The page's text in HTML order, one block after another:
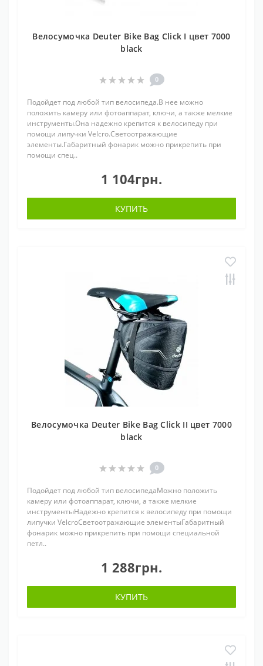
Велосумочка Deuter Bike Bag Click I цвет 7000
black
0
Подойдет под любой тип велосипеда.В нее можно
положить камеру или фотоаппарат, ключи, а также мелкие
инструменты.Она надежно крепится к велосипеду при
помощи липучки Velcro.Светоотражающие
элементы.Габаритный фонарик можно прикрепить при
помощи спец..
1 104грн.
КУПИТЬ
Велосумочка Deuter Bike Bag Click II цвет 7000
black
0
Подойдет под любой тип велосипедаМожно положить
камеру или фотоаппарат, ключи, а также мелкие
инструментыНадежно крепится к велосипеду при помощи
липучки VelcroСветоотражающие элементыГабаритный
фонарик можно прикрепить при помощи специальной
петл..
1 288грн.
КУПИТЬ